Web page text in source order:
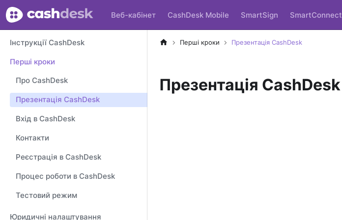
Веб-кабінет CashDesk Mobile SmartSign SmartConnect
Інструкції CashDesk
Перші кроки
Про CashDesk
Презентація CashDesk
Вхід в CashDesk
Контакти
Реєстрація в CashDesk
Процес роботи в CashDesk
Тестовий режим
Юридичні налаштування
Перші кроки Презентація CashDesk
Презентація CashDesk